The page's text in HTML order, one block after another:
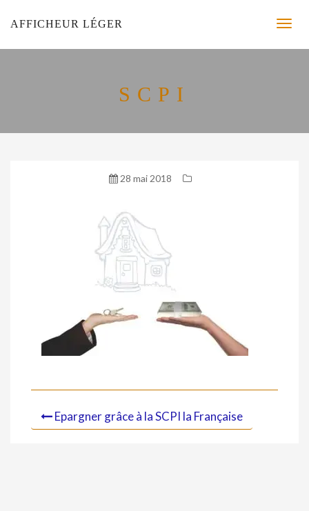
AFFICHEUR LÉGER
SCPI
28 mai 2018
Epargner grâce à la SCPI la Française